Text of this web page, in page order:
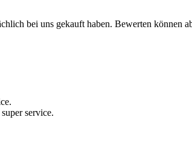
bei uns gekauft haben. Bewerten können
service.